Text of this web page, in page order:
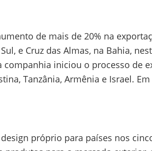
de mais de 20% na
e Cruz das Almas, na Bahia,
iniciou o processo de
Tanzânia, Armênia e Israel.
próprio para países nos